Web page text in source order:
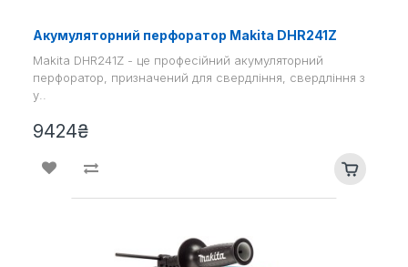
Акумуляторний перфоратор Makita DHR241Z
Makita DHR241Z - це професійний акумуляторний
перфоратор, призначений для свердління, свердління з
у..
9424₴